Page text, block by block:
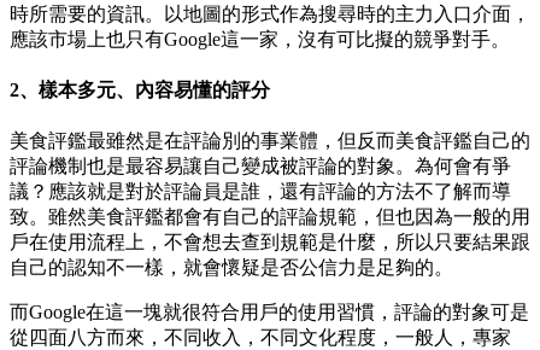
時所需要的資訊。以地圖的形式作為搜尋時的主力入口介面，
應該市場上也只有Google這一家，沒有可比擬的競爭對手。
2、樣本多元、內容易懂的評分
美食評鑑最雖然是在評論別的事業體，但反而美食評鑑自己的
評論機制也是最容易讓自己變成被評論的對象。為何會有爭
議？應該就是對於評論員是誰，還有評論的方法不了解而導
致。雖然美食評鑑都會有自己的評論規範，但也因為一般的用
戶在使用流程上，不會想去查到規範是什麼，所以只要結果跟
自己的認知不一樣，就會懷疑是否公信力是足夠的。
而Google在這一塊就很符合用戶的使用習慣，評論的對象可是
從四面八方而來，不同收入，不同文化程度，一般人，專家